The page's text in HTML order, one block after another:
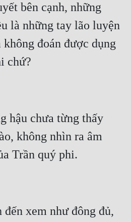
bên cạnh, những
là những tay lão luyện
đoán được dụng
chứ?
hậu chưa từng thấy
không nhìn ra âm
Trần quý phi.
xem như đông đủ,